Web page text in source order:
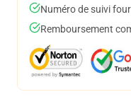
Numéro de suivi
Remboursement